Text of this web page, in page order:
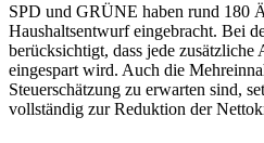
SPD und GRÜNE haben rund 180
Haushaltsentwurf eingebracht. Bei
berücksichtigt, dass jede zusätzliche
eingespart wird. Auch die
Steuerschätzung zu erwarten sind,
vollständig zur Reduktion der